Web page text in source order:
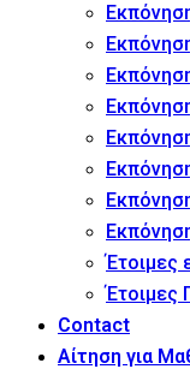
Έτοιμες
Έτοιμες
Contact
Αίτηση για